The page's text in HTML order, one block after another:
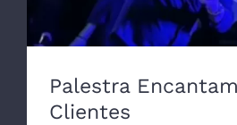
Palestra
Clientes